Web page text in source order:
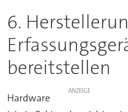
6.
bereitstellen
ANZEIGE
Hardware